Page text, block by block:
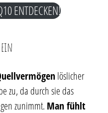
ENTDECKEN!
löslicher
zu, da durch sie das
zunimmt. Man fühlt